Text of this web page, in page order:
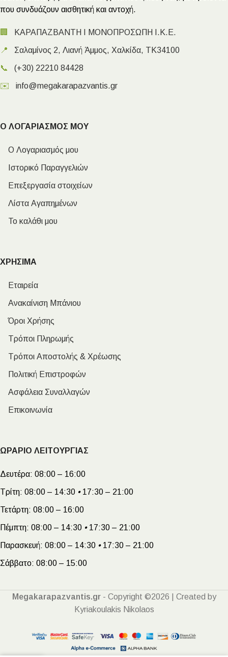
που συνδυάζουν αισθητική και αντοχή.
🏢 ΚΑΡΑΠΑΖΒΑΝΤΗ Ι ΜΟΝΟΠΡΟΣΩΠΗ Ι.Κ.Ε.
📍 Σαλαμίνος 2, Λιανή Άμμος, Χαλκίδα, ΤΚ34100
📞 (+30) 22210 84428
✉️ info@megakarapazvantis.gr
Ο ΛΟΓΑΡΙΑΣΜΟΣ ΜΟΥ
Ο Λογαριασμός μου
Ιστορικό Παραγγελιών
Επεξεργασία στοιχείων
Λίστα Αγαπημένων
Το καλάθι μου
ΧΡΗΣΙΜΑ
Εταιρεία
Ανακαίνιση Μπάνιου
Όροι Χρήσης
Τρόποι Πληρωμής
Τρόποι Αποστολής & Χρέωσης
Πολιτική Επιστροφών
Ασφάλεια Συναλλαγών
Επικοινωνία
ΩΡΑΡΙΟ ΛΕΙΤΟΥΡΓΙΑΣ
Δευτέρα: 08:00 – 16:00
Τρίτη: 08:00 – 14:30 •17:30 – 21:00
Τετάρτη: 08:00 – 16:00
Πέμπτη: 08:00 – 14:30 •17:30 – 21:00
Παρασκευή: 08:00 – 14:30 •17:30 – 21:00
Σάββατο: 08:00 – 15:00
Megakarapazvantis.gr- Copyright ©2026 | Created by
Kyriakoulakis Nikolaos